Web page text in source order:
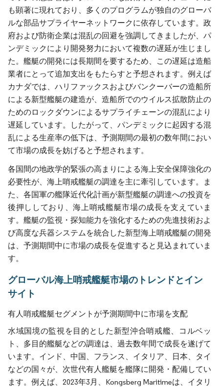
も顕著に現れており、多くのプログラムが独自のグローバ
ルな部品サプライヤーネットワークに依存しています。政
府および防衛企業は混乱の回避を強調してきましたが、パ
ンデミックにより開発努力において複数の遅延が生じまし
た。艦艇の開発には長期間を要するため、この遅延は造船
業者にとって追加支出をもたらすと予想されます。例えば
カナダでは、ハリファックスおよびバンクーバーの造船所
による新型艦艇の建造が、造船所でのウイルス拡散防止の
ためのロックダウンによるサプライチェーンの混乱により
遅延しています。したがって、パンデミックに起因する混
乱による生産率の低下は、予測期間の最初の数年間におい
て市場の成長を妨げると予想されます。
各国間の地政学的緊張の高まりによる海上安全保障強化の
必要性が、海上哨戒艦艇の調達を主に牽引しています。ま
た、各国軍の艦隊近代化計画が新型艦艇の調達への投資を
後押ししており、海上哨戒艦艇市場の成長を支えていま
す。艦艇の監視・探知能力を強化するための先進技術およ
び高度な兵器システムを統合した新型海上哨戒艦艇の開発
は、予測期間中に市場の成長を促進すると見込まれていま
す。
グローバル海上哨戒艦艇市場のトレンドとイン
サイト
有人哨戒艦艇セグメントが予測期間中に市場を支配
水域国境の監視を目的とした新型沖合哨戒艦、コルベッ
ト、多目的艦艇などの調達は、過去数年間で成長を遂げて
います。インド、中国、フランス、イタリア、日本、タイ
などの国々が、次世代有人艦艇を艦隊に開発・配備してい
ます。例えば、2023年3月、Kongsberg Maritimeは、イタリ